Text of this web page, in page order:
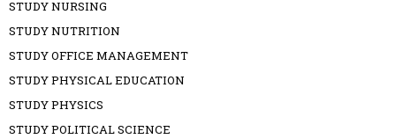
STUDY NURSING
STUDY NUTRITION
STUDY OFFICE MANAGEMENT
STUDY PHYSICAL EDUCATION
STUDY PHYSICS
STUDY POLITICAL SCIENCE